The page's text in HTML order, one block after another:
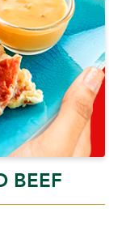
BEEF